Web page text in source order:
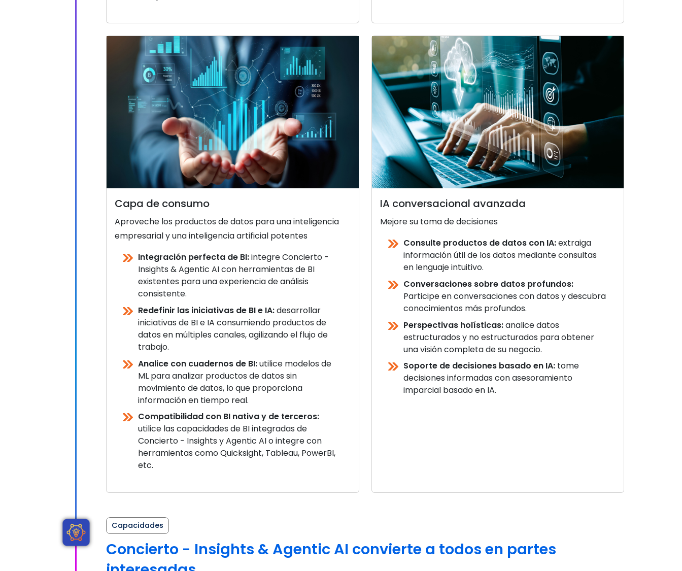
Capa de consumo
Aproveche los productos de datos para una inteligencia
empresarial y una inteligencia artificial potentes
Integración perfecta de BI:integre Concierto -
Insights & Agentic AI con herramientas de BI
existentes para una experiencia de análisis
consistente.
Redefinir las iniciativas de BI e IA:desarrollar
iniciativas de BI e IA consumiendo productos de
datos en múltiples canales, agilizando el flujo de
trabajo.
Analice con cuadernos de BI:utilice modelos de
ML para analizar productos de datos sin
movimiento de datos, lo que proporciona
información en tiempo real.
Compatibilidad con BI nativa y de terceros:
utilice las capacidades de BI integradas de
Concierto - Insights y Agentic AI o integre con
herramientas como Quicksight, Tableau, PowerBI,
etc.
IA conversacional avanzada
Mejore su toma de decisiones
Consulte productos de datos con IA:extraiga
información útil de los datos mediante consultas
en lenguaje intuitivo.
Conversaciones sobre datos profundos:
Participe en conversaciones con datos y descubra
conocimientos más profundos.
Perspectivas holísticas:analice datos
estructurados y no estructurados para obtener
una visión completa de su negocio.
Soporte de decisiones basado en IA:tome
decisiones informadas con asesoramiento
imparcial basado en IA.
Capacidades
Concierto - Insights & Agentic AI convierte a todos en partes